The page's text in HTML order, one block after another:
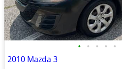
• • • • •
2010 Mazda 3